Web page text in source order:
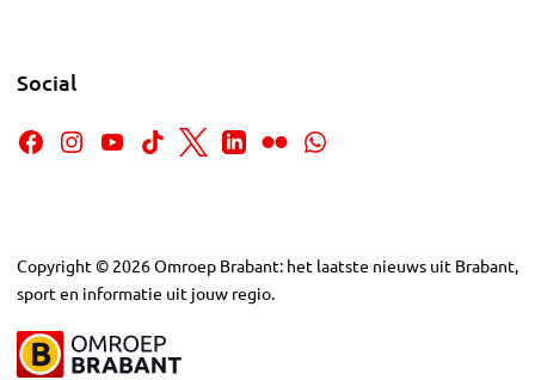
Social
Copyright © 2026Omroep Brabant: het laatste nieuws uit Brabant,
sport en informatie uit jouw regio.